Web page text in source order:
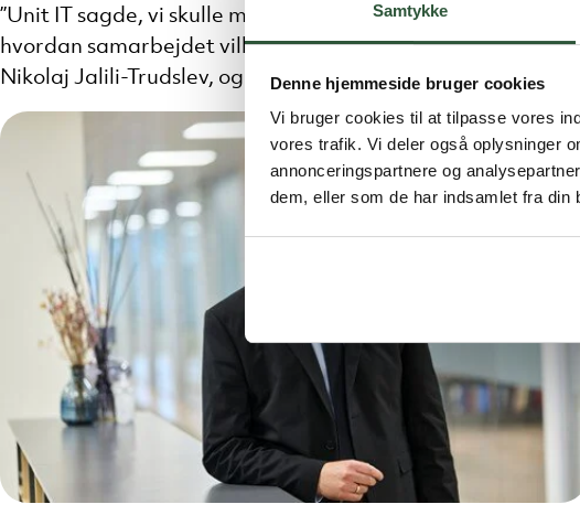
Samtykke
Denne hjemmeside bruger cookies
Vi bruger cookies til at tilpasse vores
vores trafik. Vi deler også oplysninger
annonceringspartnere og
dem, eller som de har indsamlet fra din
”Unit IT sagde, vi skulle møde alle, der er involveret i os
hvordan samarbejdet ville komme til at fungere. Det er
Nikolaj Jalili-Trudslev, og fortsætter: